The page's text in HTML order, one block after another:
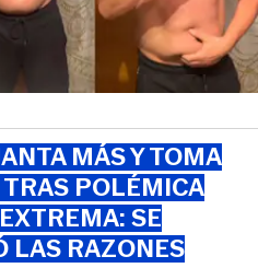
MÁS Y TOMA
POLÉMICA
SE
LAS RAZONES